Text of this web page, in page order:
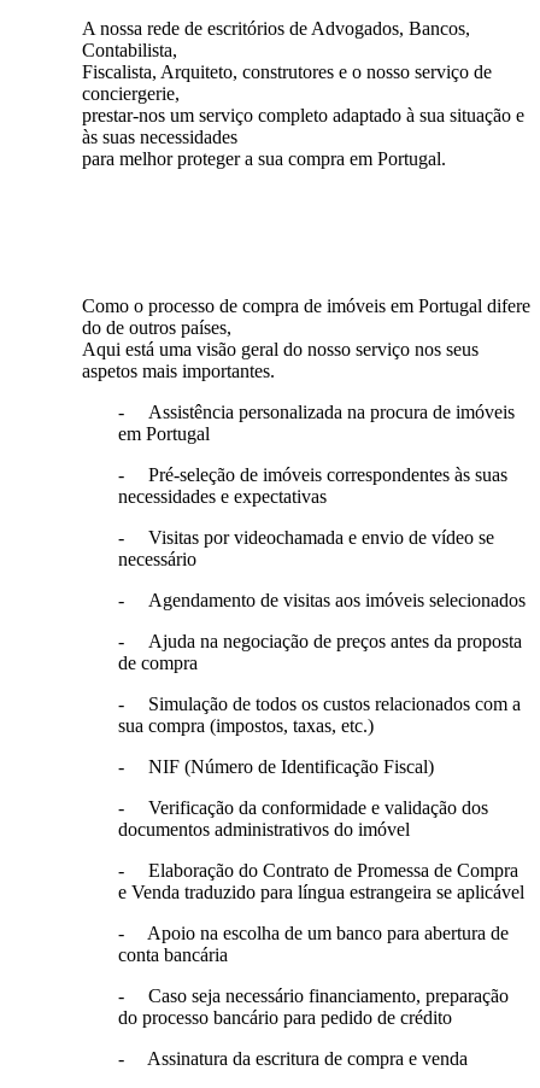
A nossa rede de escritórios de Advogados, Bancos,
Contabilista,
Fiscalista, Arquiteto, construtores e o nosso serviço de
conciergerie,
prestar-nos um serviço completo adaptado à sua situação e
às suas necessidades
para melhor proteger a sua compra em Portugal.
Como o processo de compra de imóveis em Portugal difere
do de outros países,
Aqui está uma visão geral do nosso serviço nos seus
aspetos mais importantes.
- Assistência personalizada na procura de imóveis
em Portugal
- Pré-seleção de imóveis correspondentes às suas
necessidades e expectativas
- Visitas por videochamada e envio de vídeo se
necessário
- Agendamento de visitas aos imóveis selecionados
- Ajuda na negociação de preços antes da proposta
de compra
- Simulação de todos os custos relacionados com a
sua compra (impostos, taxas, etc.)
- NIF (Número de Identificação Fiscal)
- Verificação da conformidade e validação dos
documentos administrativos do imóvel
- Elaboração do Contrato de Promessa de Compra
e Venda traduzido para língua estrangeira se aplicável
- Apoio na escolha de um banco para abertura de
conta bancária
- Caso seja necessário financiamento, preparação
do processo bancário para pedido de crédito
- Assinatura da escritura de compra e venda